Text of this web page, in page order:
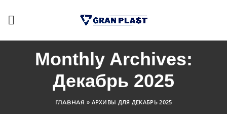
Monthly Archives:
Декабрь 2025
ГЛАВНАЯ » АРХИВЫ ДЛЯ ДЕКАБРЬ 2025